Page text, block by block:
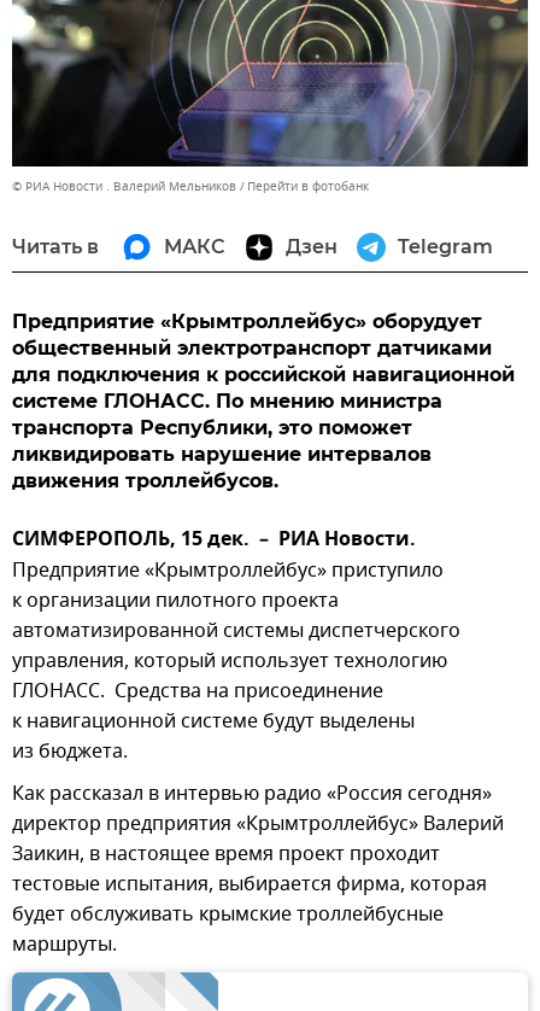
© РИА Новости . Валерий Мельников Перейти в фотобанк
Читать в МАКС Дзен Telegram
Предприятие «Крымтроллейбус» оборудует
общественный электротранспорт датчиками
для подключения к российской навигационной
системе ГЛОНАСС. По мнению министра
транспорта Республики, это поможет
ликвидировать нарушение интервалов
движения троллейбусов.
СИМФЕРОПОЛЬ, 15 дек. – РИА Новости.
Предприятие «Крымтроллейбус» приступило
к организации пилотного проекта
автоматизированной системы диспетчерского
управления, который использует технологию
ГЛОНАСС. Средства на присоединение
к навигационной системе будут выделены
из бюджета.
Как рассказал в интервью радио «Россия сегодня»
директор предприятия «Крымтроллейбус» Валерий
Заикин, в настоящее время проект проходит
тестовые испытания, выбирается фирма, которая
будет обслуживать крымские троллейбусные
маршруты.